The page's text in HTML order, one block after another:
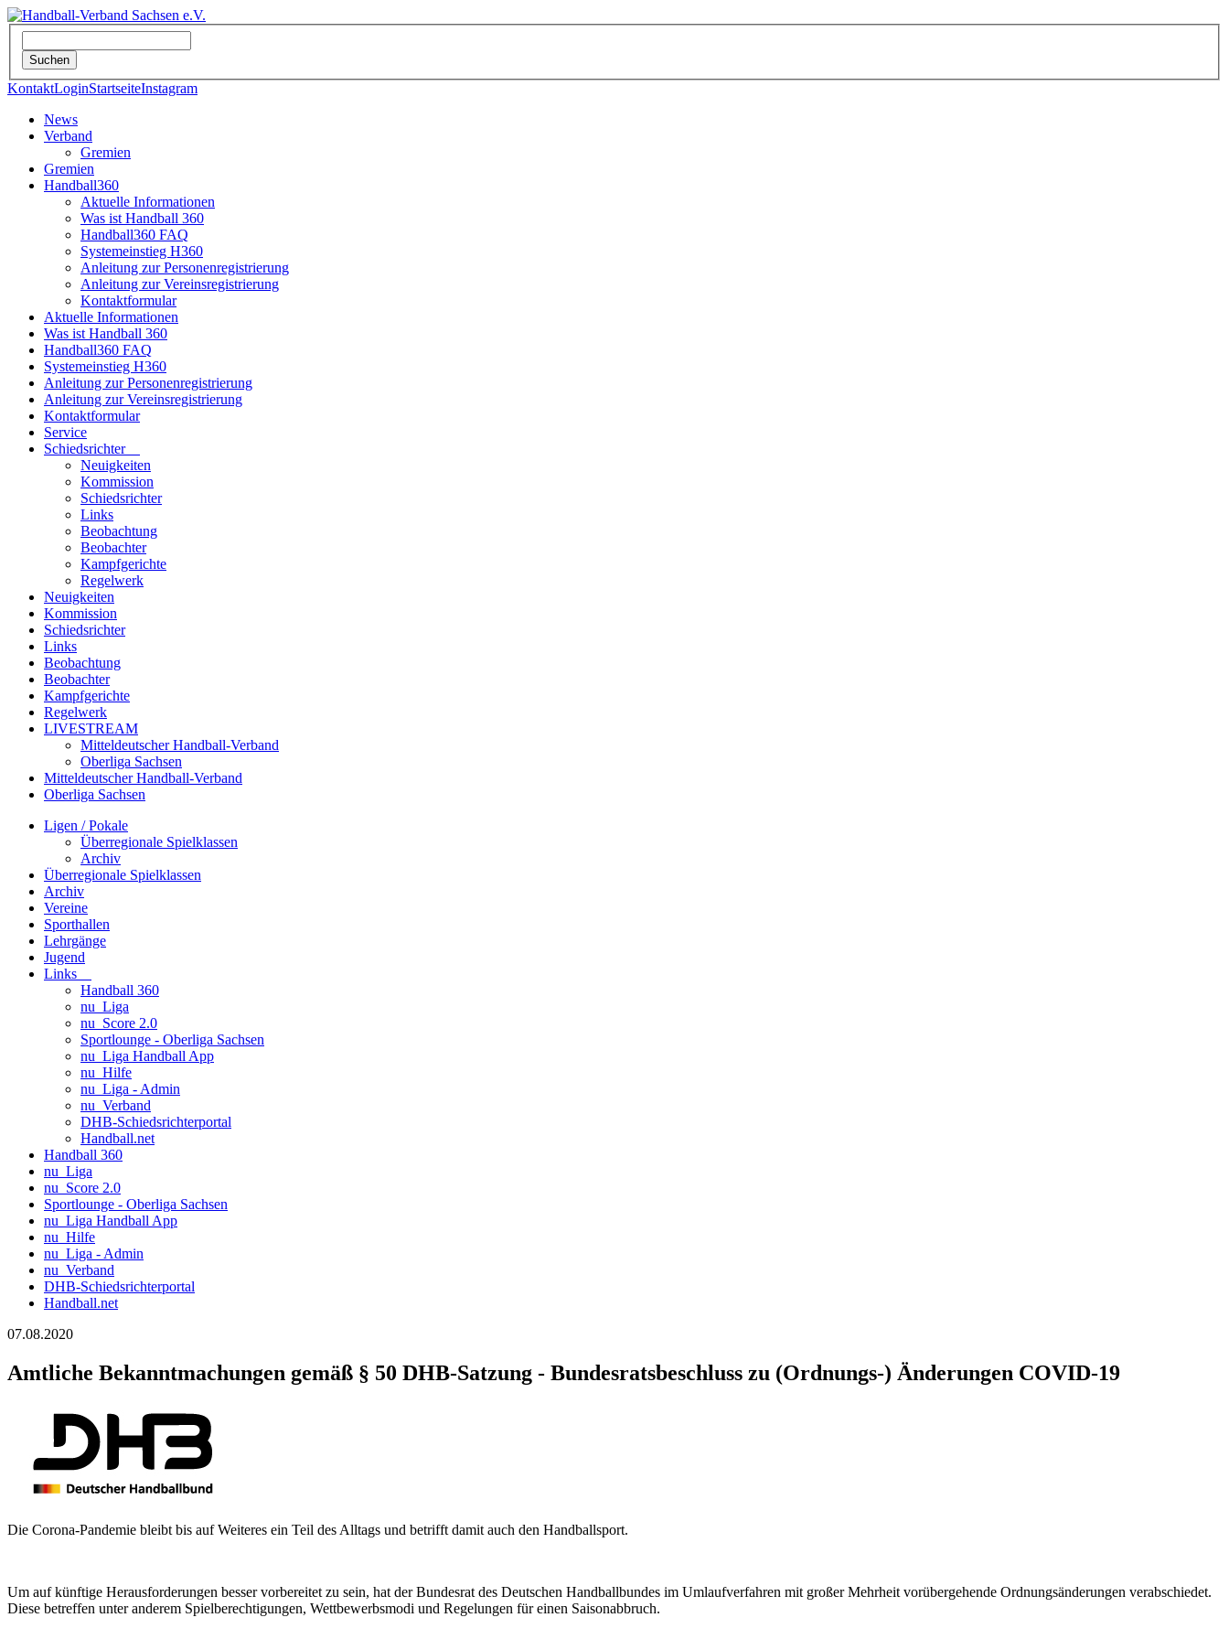
KontaktLoginStartseiteInstagram
News
Verband
Gremien
Gremien
Handball360
Aktuelle Informationen
Was ist Handball 360
Handball360 FAQ
Systemeinstieg H360
Anleitung zur Personenregistrierung
Anleitung zur Vereinsregistrierung
Kontaktformular
Aktuelle Informationen
Was ist Handball 360
Handball360 FAQ
Systemeinstieg H360
Anleitung zur Personenregistrierung
Anleitung zur Vereinsregistrierung
Kontaktformular
Service
Schiedsrichter
Neuigkeiten
Kommission
Schiedsrichter
Links
Beobachtung
Beobachter
Kampfgerichte
Regelwerk
Neuigkeiten
Kommission
Schiedsrichter
Links
Beobachtung
Beobachter
Kampfgerichte
Regelwerk
LIVESTREAM
Mitteldeutscher Handball-Verband
Oberliga Sachsen
Mitteldeutscher Handball-Verband
Oberliga Sachsen
Ligen / Pokale
Überregionale Spielklassen
Archiv
Überregionale Spielklassen
Archiv
Vereine
Sporthallen
Lehrgänge
Jugend
Links
Handball 360
nu_Liga
nu_Score 2.0
Sportlounge - Oberliga Sachsen
nu_Liga Handball App
nu_Hilfe
nu_Liga - Admin
nu_Verband
DHB-Schiedsrichterportal
Handball.net
Handball 360
nu_Liga
nu_Score 2.0
Sportlounge - Oberliga Sachsen
nu_Liga Handball App
nu_Hilfe
nu_Liga - Admin
nu_Verband
DHB-Schiedsrichterportal
Handball.net
07.08.2020
Amtliche Bekanntmachungen gemäß § 50 DHB-Satzung - Bundesratsbeschluss zu (Ordnungs-) Änderungen COVID-19
Die Corona-Pandemie bleibt bis auf Weiteres ein Teil des Alltags und betrifft damit auch den Handballsport.
Um auf künftige Herausforderungen besser vorbereitet zu sein, hat der Bundesrat des Deutschen Handballbundes im Umlaufverfahren mit großer Mehrheit vorübergehende Ordnungsänderungen verabschiedet.
Diese betreffen unter anderem Spielberechtigungen, Wettbewerbsmodi und Regelungen für einen Saisonabbruch.